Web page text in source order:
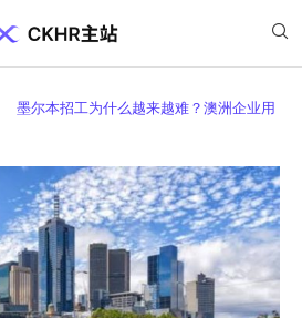
墨尔本招工为什么越来越难？澳洲企业用